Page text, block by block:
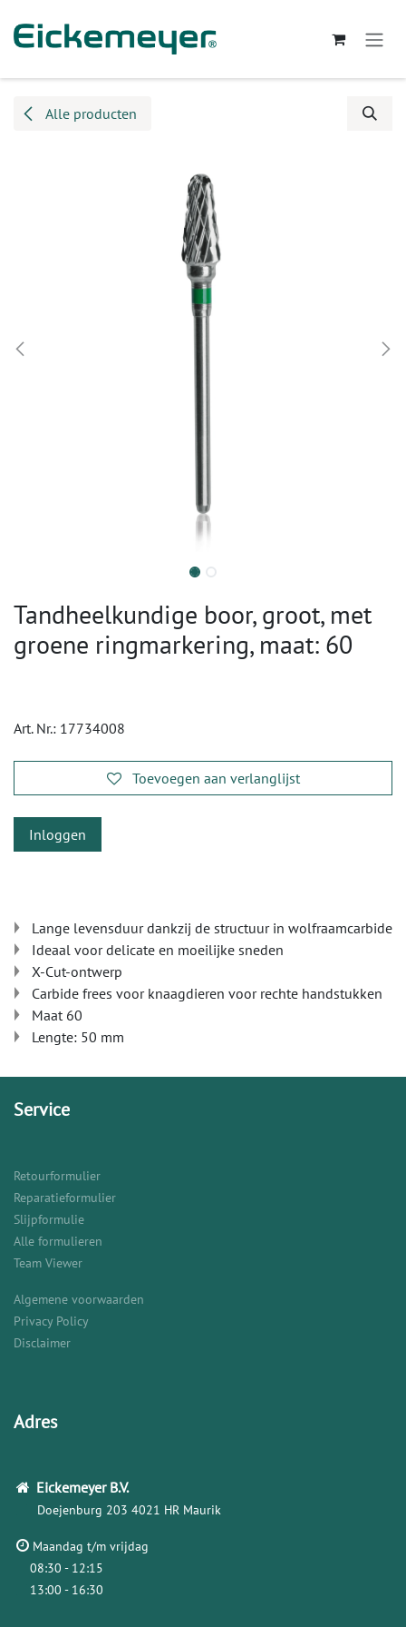
Alle producten
Tandheelkundige boor, groot, met
groene ringmarkering, maat: 60
Art. Nr.: 17734008
Toevoegen aan verlanglijst
Inloggen
Lange levensduur dankzij de structuur in wolfraamcarbide
Ideaal voor delicate en moeilijke sneden
X-Cut-ontwerp
Carbide frees voor knaagdieren voor rechte handstukken
Maat 60
Lengte: 50 mm
Service
Retourformulier
Reparatieformulier
Slijpformulie
Alle formulieren
Team Viewer
Algemene voorwaarden
Privacy Policy
Disclaimer
Adres
Eickemeyer B.V.
Doejenburg 203 4021 HR Maurik
Maandag t/m vrijdag
08:30 - 12:15
13:00 - 16:30